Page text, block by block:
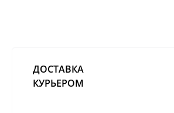
ДОСТАВКА
КУРЬЕРОМ